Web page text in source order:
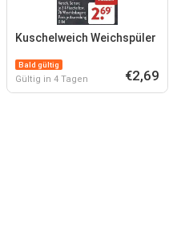
Kuschelweich Weichspüler
Bald gültig
Gültig in 4 Tagen €2,69